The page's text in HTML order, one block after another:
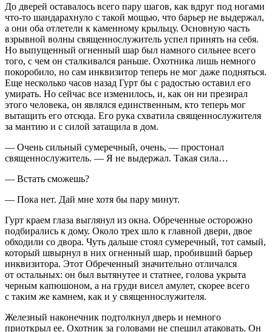
До дверей оставалось всего пару шагов, как вдруг под ногами
что-то шандарахнуло с такой мощью, что барьер не выдержал,
а они оба отлетели к каменному крыльцу. Основную часть
взрывной волны священнослужитель успел принять на себя.
Но выпущенный огненный шар был намного сильнее всего
того, с чем он сталкивался раньше. Охотника лишь немного
покоробило, но сам инквизитор теперь не мог даже подняться.
Еще несколько часов назад Гурт бы с радостью оставил его
умирать. Но сейчас все изменилось, и, как он ни презирал
этого человека, он являлся единственным, кто теперь мог
вытащить его отсюда. Его рука схватила священнослужителя
за мантию и с силой затащила в дом.
— Очень сильный сумеречный, очень, — простонал
священнослужитель. — Я не выдержал. Такая сила…
— Встать сможешь?
— Пока нет. Дай мне хотя бы пару минут.
Гурт краем глаза выглянул из окна. Обреченные осторожно
подбирались к дому. Около трех шло к главной двери, двое
обходили со двора. Чуть дальше стоял сумеречный, тот самый,
который швырнул в них огненный шар, пробивший барьер
инквизитора. Этот Обреченный значительно отличался
от остальных: он был вытянутее и статнее, голова укрыта
черным капюшоном, а на груди висел амулет, скорее всего
с таким же камнем, как и у священнослужителя.
Железный наконечник подтолкнул дверь и немного
приоткрыл ее. Охотник за головами не спешил атаковать. Он